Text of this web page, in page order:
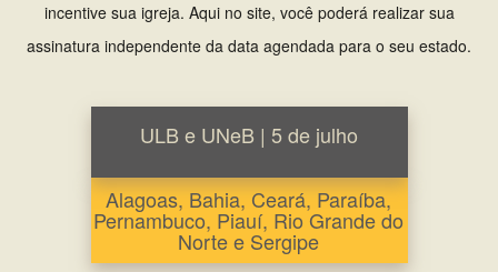
incentive sua igreja. Aqui no site, você poderá realizar sua
assinatura independente da data agendada para o seu estado.
ULB e UNeB | 5 de julho
Alagoas, Bahia, Ceará, Paraíba,
Pernambuco, Piauí, Rio Grande do
Norte e Sergipe